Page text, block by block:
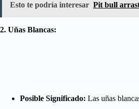
Esto te podría interesar Pit bull
2. Uñas Blancas:
Posible Significado: Las uñas